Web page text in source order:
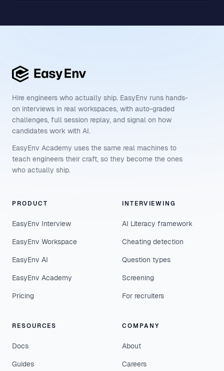
Hire engineers who actually ship. EasyEnv runs hands-
on interviews in real workspaces, with auto-graded
challenges, full session replay, and signal on how
candidates work with AI.
EasyEnv Academy uses the same real machines to
teach engineers their craft, so they become the ones
who actually ship.
PRODUCT
EasyEnv Interview
EasyEnv Workspace
EasyEnv AI
EasyEnv Academy
Pricing
INTERVIEWING
AI Literacy framework
Cheating detection
Question types
Screening
For recruiters
RESOURCES
Docs
Guides
COMPANY
About
Careers